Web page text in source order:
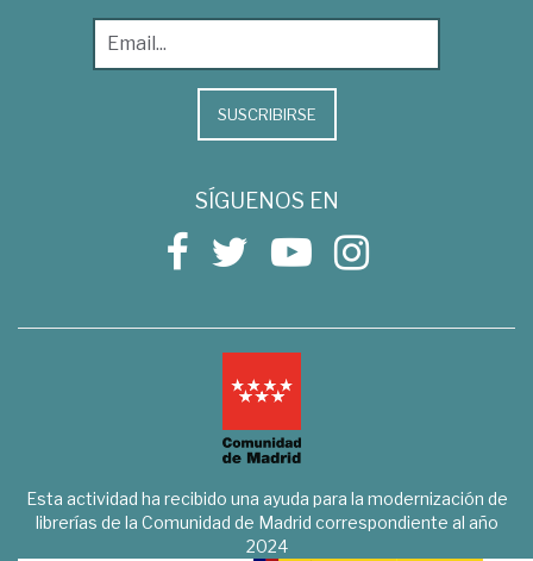
SUSCRIBIRSE
SÍGUENOS EN
Esta actividad ha recibido una ayuda para la modernización de
librerías de la Comunidad de Madrid correspondiente al año
2024